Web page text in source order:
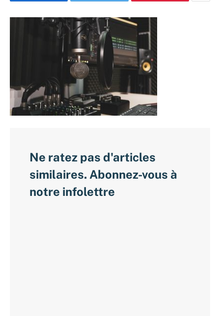
Ne ratez pas d'articles
similaires. Abonnez-vous à
notre infolettre